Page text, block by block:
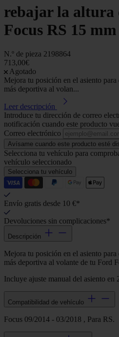
rebajar la altura
Focus RS 15 mm
N.º de pieza 2198864
713,00€
Agotado
Mejora tu posición en el asiento
más deportiva al volan...
Leer descripción
Introduce tu dirección de correo
notificación cuando este producto
Correo electrónico
Avísame cuando este producto esté
Selecciona tu vehículo para
vehículo seleccionado
Selecciona tu vehículo
Envío gratis desde 10 €*
Devoluciones sin complicaciones*
Descripción
Mejora tu posición en el asiento
más deportiva al volante de tu Ford
Incluye ajuste manual del asiento en
Compatibilidad de vehículo
Focus 09/2014 - 03/2018 , Para RS.